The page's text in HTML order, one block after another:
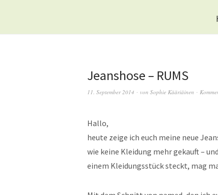
Jeanshose – RUMS
11. September 2014 von Sophie Kääriäinen
Hallo,
heute zeige ich euch meine neue
wie keine Kleidung mehr gekauft –
einem Kleidungsstück steckt, mag